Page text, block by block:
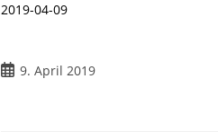
2019-04-09
9. April 2019